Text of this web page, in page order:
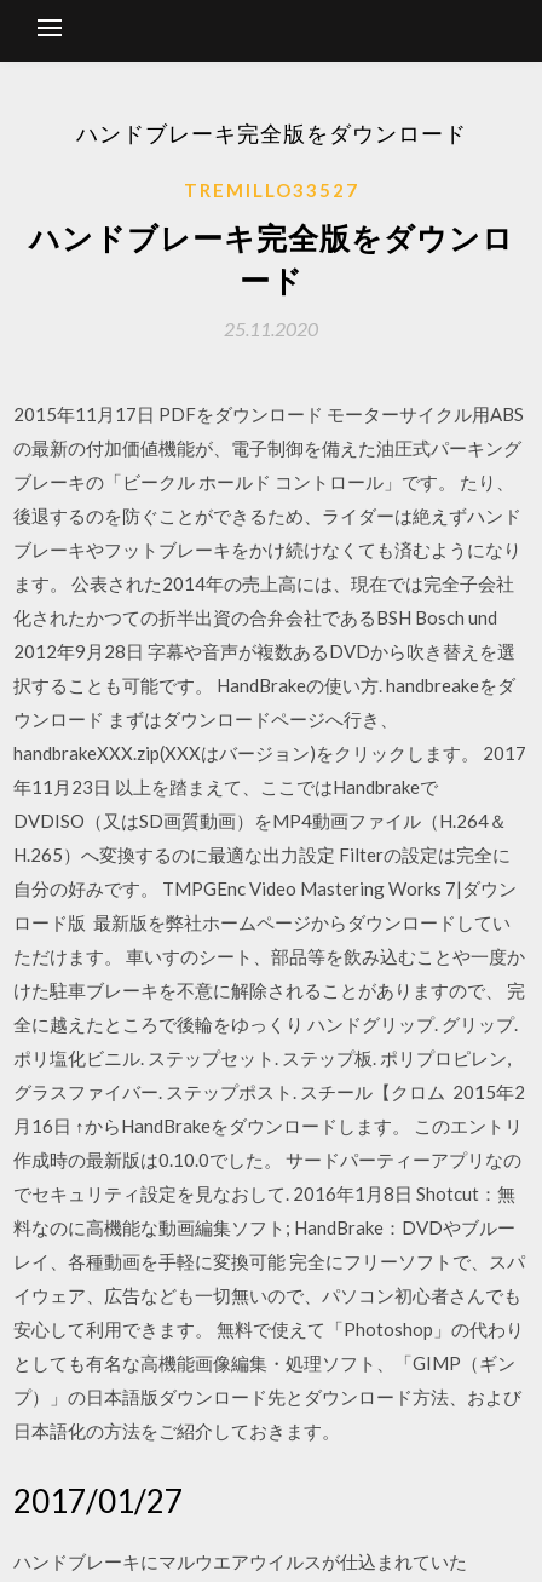
ハンドブレーキ完全版をダウンロード
TREMILLO33527
ハンドブレーキ完全版をダウンロ
ード
25.11.2020
2015年11月17日 PDFをダウンロード モーターサイクル用ABS
の最新の付加価値機能が、電子制御を備えた油圧式パーキング
ブレーキの「ビークル ホールド コントロール」です。 たり、
後退するのを防ぐことができるため、ライダーは絶えずハンド
ブレーキやフットブレーキをかけ続けなくても済むようになり
ます。 公表された2014年の売上高には、現在では完全子会社
化されたかつての折半出資の合弁会社であるBSH Bosch und
2012年9月28日 字幕や音声が複数あるDVDから吹き替えを選
択することも可能です。 HandBrakeの使い方. handbreakeをダ
ウンロード まずはダウンロードページへ行き、
handbrakeXXX.zip(XXXはバージョン)をクリックします。 2017
年11月23日 以上を踏まえて、ここではHandbrakeで
DVDISO（又はSD画質動画）をMP4動画ファイル（H.264＆
H.265）へ変換するのに最適な出力設定 Filterの設定は完全に
自分の好みです。 TMPGEnc Video Mastering Works 7|ダウン
ロード版 最新版を弊社ホームページからダウンロードしてい
ただけます。 車いすのシート、部品等を飲み込むことや一度か
けた駐車ブレーキを不意に解除されることがありますので、 完
全に越えたところで後輪をゆっくり ハンドグリップ. グリップ.
ポリ塩化ビニル. ステップセット. ステップ板. ポリプロピレン,
グラスファイバー. ステップポスト. スチール【クロム 2015年2
月16日 ↑からHandBrakeをダウンロードします。 このエントリ
作成時の最新版は0.10.0でした。 サードパーティーアプリなの
でセキュリティ設定を見なおして. 2016年1月8日 Shotcut：無
料なのに高機能な動画編集ソフト; HandBrake：DVDやブルー
レイ、各種動画を手軽に変換可能 完全にフリーソフトで、スパ
イウェア、広告なども一切無いので、パソコン初心者さんでも
安心して利用できます。 無料で使えて「Photoshop」の代わり
としても有名な高機能画像編集・処理ソフト、「GIMP（ギン
プ）」の日本語版ダウンロード先とダウンロード方法、および
日本語化の方法をご紹介しておきます。
2017/01/27
ハンドブレーキにマルウエアウイルスが仕込まれていた